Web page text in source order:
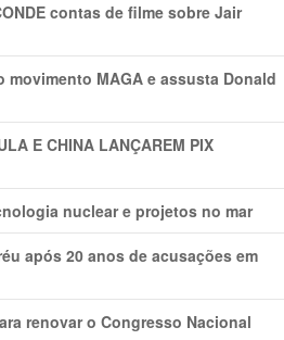
contas de filme sobre Jair
movimento MAGA e assusta Donald
E CHINA LANÇAREM PIX
nuclear e projetos no mar
após 20 anos de acusações em
renovar o Congresso Nacional